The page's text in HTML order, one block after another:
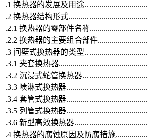
.1 换热器的发展及用途
.2 换热器结构形式
.2.1 换热器的零部件名称
.2.2 换热器的主要组合部件
.3 间壁式换热器的类型
.3.1 夹套换热器
.3.2 沉浸式蛇管换热器
.3.3 喷淋式换热器
.3.4 套管式换热器
.3.5 列管式换热器
.3.6 新型高效换热器
.4 换热器的腐蚀原因及防腐措施